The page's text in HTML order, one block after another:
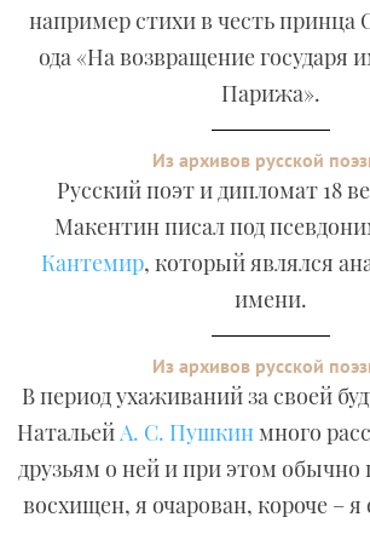
например стихи в честь принца
ода «На возвращение государя
Парижа».
Из архивов русской
Русский поэт и дипломат 18
Макентин писал под
Кантемир, который являлся
имени.
Из архивов русской
В период ухаживаний за своей
НатальейА. С. Пушкинмного
друзьям о ней и при этом обычно
восхищен, я очарован, короче – я